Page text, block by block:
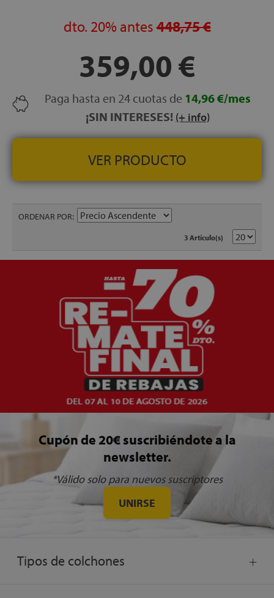
dto. 20% antes448,75 €
359,00 €
Paga hasta en 24 cuotas de 14,96 €/mes
¡SIN INTERESES! (+ info)
VER PRODUCTO
ORDENAR POR
3 Artículo(s)
Cupón de 20€ suscribiéndote a la
newsletter.
*Válido solo para nuevos suscriptores
UNIRSE
Tipos de colchones